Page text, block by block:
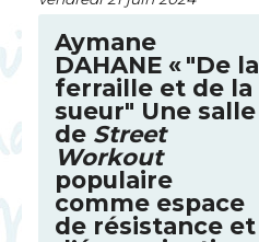
Aymane
DAHANE «"De la
ferraille et de la
sueur" Une salle
de Street
Workout
populaire
comme espace
de résistance et